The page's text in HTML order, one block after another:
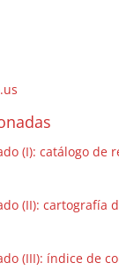
(I): catálogo de
(II): cartografía
(III): índice de